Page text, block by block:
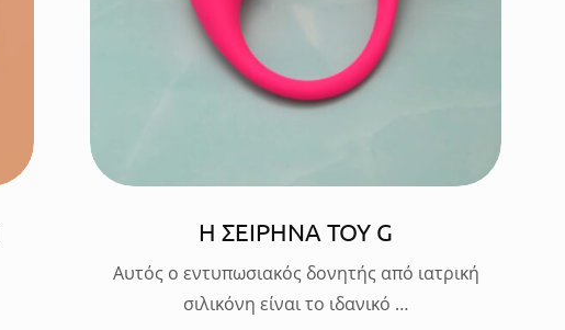
Η ΣΕΙΡΗΝΑ ΤΟΥ G
Αυτός ο εντυπωσιακός δονητής από ιατρική
σιλικόνη είναι το ιδανικό …